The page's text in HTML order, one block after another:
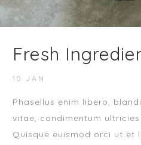
Fresh
10 JAN
Phasellus enim libero,
vitae, condimentum
Quisque euismod orci ut et